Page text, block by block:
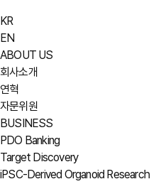
KR
EN
ABOUT US
회사소개
연혁
자문위원
BUSINESS
PDO Banking
Target Discovery
iPSC-Derived Organoid Research